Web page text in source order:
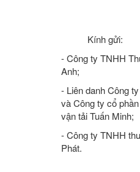
Kính gửi:
- Công ty TNHH
Anh;
- Liên danh Công
và Công ty cổ
vận tải Tuấn Minh;
- Công ty TNHH
Phát.